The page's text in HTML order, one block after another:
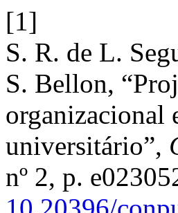
[1]
S. R. de L.
S. Bellon,
organizacional
universitário”,
nº 2, p.